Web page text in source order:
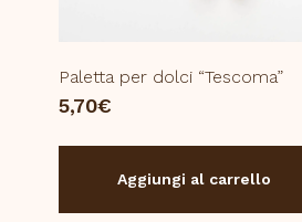
Paletta per dolci “Tescoma”
5,70€
Aggiungi al carrello